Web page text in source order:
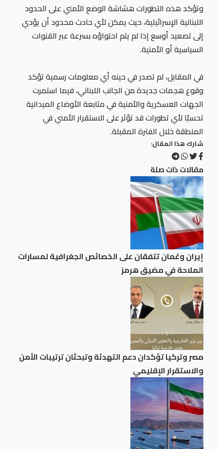
وتؤكد هذه التطورات هشاشة الوضع الأمني على الحدود
اللبنانية الإسرائيلية، حيث يمكن لأي حادث محدود أن يؤدي
إلى تصعيد أوسع إذا لم يتم احتواؤه بسرعة عبر القنوات
السياسية أو الأمنية.
في المقابل، لم تصدر في حينه أي معلومات رسمية تؤكد
وقوع هجمات جديدة من الجانب اللبناني، فيما استمرت
الجهات العسكرية والأمنية في متابعة الأوضاع الميدانية
تحسبًا لأي تطورات قد تؤثر على الاستقرار الأمني في
المنطقة خلال الفترة المقبلة.
شارك هذا المقال:
مقالات ذات صلة
إيران وعُمان تتفقان على الخصائص الجغرافية لمسارات
الملاحة في مضيق هرمز
مصر وتركيا تؤكدان دعم التهدئة وتبحثان ترتيبات الأمن
والاستقرار الإقليمي